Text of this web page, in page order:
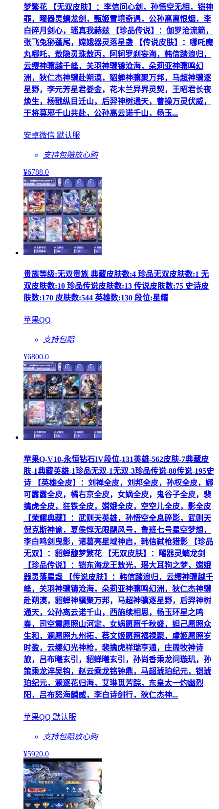
梦繁花 【无双皮肤】：李信问心剑，孙悟空无相，铠神
罪，曜器灵螭龙剑，甄姬雪境奇遇，公孙离离恨烟，李
白碎月剑心，瑶真我赫兹 【珍品传说】：伽罗沧流箭，
张飞兔狲蓬尾，嫦娥器灵落星盏 【传说皮肤】：哪吒魔
丸哪吒，敖隐灵珠敖丙，阿轲罗刹妄海，韩信踏浪归，
云缨神骥越千峰，关羽神骥镇沧海，朵莉亚神骥鸣幻
洲，狄仁杰神骥赴朔漠，貂蝉神骥聚万邦，马超神骥逐
星野，李元芳星君娄金，花木兰异界灵契，王昭君长夜
焕生，杨戬纵目迁山，后羿神树通天，曹操万灵伏威，
干将莫邪千山共赴，公孙离云诺千山，杨玉...
安卓微信 默认服
支持包赔放心购
¥6788.0
贵族等级:无双贵族 典藏皮肤数:4 珍品无双皮肤数:1 无
双皮肤数:10 珍品传说皮肤数:13 传说皮肤数:75 史诗皮
肤数:170 皮肤数:544 英雄数:130 段位:星耀
苹果QQ
支持包赔
¥6800.0
苹果Q-V10-永恒钻石IV段位-131英雄-562皮肤-7典藏皮
肤-1典藏英雄-1珍品无双-1无双-3珍品传说-88传说-195史
诗 【英雄全皮】：刘禅全皮，刘邦全皮，孙权全皮，娜
可露露全皮，橘右京全皮，女娲全皮，鬼谷子全皮，裴
擒虎全皮，狂铁全皮，嫦娥全皮，空空儿全皮，影全皮
【荣耀典藏】：武则天英雄，孙悟空全息碎影，武则天
倪克斯神谕，夏侯惇无限飓风号，鲁班七号星空梦想，
李白鸣剑曳影，诸葛亮星域神启，韩信弑枪猎影 【珍品
无双】：貂蝉馥梦繁花 【无双皮肤】：曜器灵螭龙剑
【珍品传说】：铠东海龙王敖光，瑶大耳狗之梦，嫦娥
器灵落星盏 【传说皮肤】：韩信踏浪归，云缨神骥越千
峰，关羽神骥镇沧海，朵莉亚神骥鸣幻洲，狄仁杰神骥
赴朔漠，貂蝉神骥聚万邦，马超神骥逐星野，后羿神树
通天，公孙离云诺千山，西施续相思，杨玉环星之鸣
奏，司空震愿照山河定，女娲愿照千秋盛，妲己愿照众
生和，澜愿照九州拓，蔡文姬愿照福禄聚，虞姬愿照岁
时盈，云缨幻光神枪，裴擒虎祥瑞亨通，庄周牧神诗
旅，吕布曦玄引，貂蝉曦玄引，孙尚香乘龙问璇玑，孙
策乘龙淬吴钩，赵云乘龙铭钟鼎，马超琥珀纪元，铠琥
珀纪元，澜逐花归海，艾琳觅芳踪，东皇太一灼幽烈
阳，吕布怒海麟威，李白诗剑行，狄仁杰神...
苹果QQ 默认服
支持包赔放心购
¥5920.0